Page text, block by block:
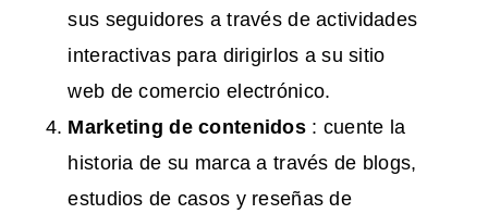
sus seguidores a través de actividades
interactivas para dirigirlos a su sitio
web de comercio electrónico.
Marketing de contenidos : cuente la
historia de su marca a través de blogs,
estudios de casos y reseñas de